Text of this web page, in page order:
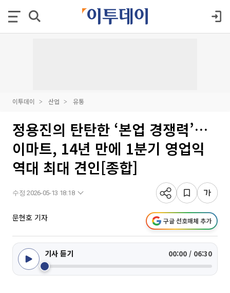
이투데이 산업 유통
정용진의 탄탄한 ‘본업 경쟁력’…
이마트, 14년 만에 1분기 영업익
역대 최대 견인[종합]
수정 2026-05-13 18:18
문현호 기자 구글 선호매체 추가
기사 듣기 00:00 / 06:30